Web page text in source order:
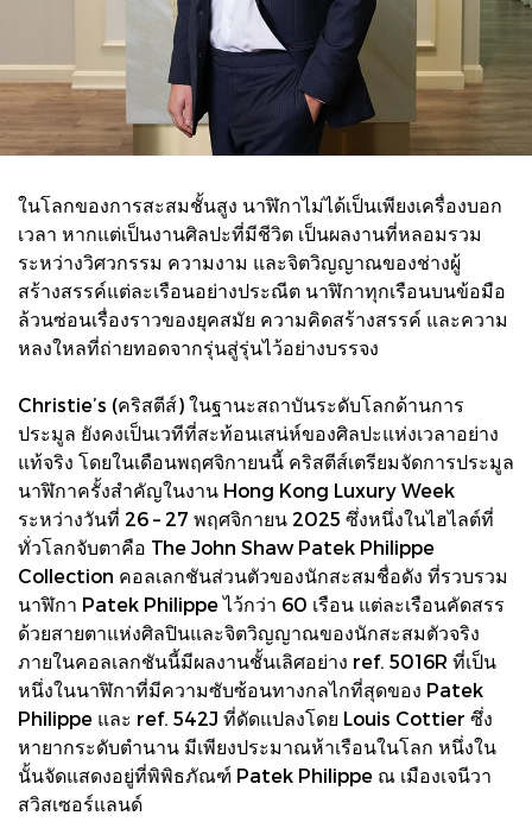
ในโลกของการสะสมชั้นสูง นาฬิกาไม่ได้เป็นเพียงเครื่องบอก
เวลา หากแต่เป็นงานศิลปะที่มีชีวิต เป็นผลงานที่หลอมรวม
ระหว่างวิศวกรรม ความงาม และจิตวิญญาณของช่างผู้
สร้างสรรค์แต่ละเรือนอย่างประณีต นาฬิกาทุกเรือนบนข้อมือ
ล้วนซ่อนเรื่องราวของยุคสมัย ความคิดสร้างสรรค์ และความ
หลงใหลที่ถ่ายทอดจากรุ่นสู่รุ่นไว้อย่างบรรจง
Christie’s (คริสตีส์) ในฐานะสถาบันระดับโลกด้านการ
ประมูล ยังคงเป็นเวทีที่สะท้อนเสน่ห์ของศิลปะแห่งเวลาอย่าง
แท้จริง โดยในเดือนพฤศจิกายนนี้ คริสตีส์เตรียมจัดการประมูล
นาฬิกาครั้งสำคัญในงาน Hong Kong Luxury Week
ระหว่างวันที่ 26 – 27 พฤศจิกายน 2025 ซึ่งหนึ่งในไฮไลต์ที่
ทั่วโลกจับตาคือ The John Shaw Patek Philippe
Collection คอลเลกชันส่วนตัวของนักสะสมชื่อดัง ที่รวบรวม
นาฬิกา Patek Philippe ไว้กว่า 60 เรือน แต่ละเรือนคัดสรร
ด้วยสายตาแห่งศิลปินและจิตวิญญาณของนักสะสมตัวจริง
ภายในคอลเลกชันนี้มีผลงานชั้นเลิศอย่าง ref. 5016R ที่เป็น
หนึ่งในนาฬิกาที่มีความซับซ้อนทางกลไกที่สุดของ Patek
Philippe และ ref. 542J ที่ดัดแปลงโดย Louis Cottier ซึ่ง
หายากระดับตำนาน มีเพียงประมาณห้าเรือนในโลก หนึ่งใน
นั้นจัดแสดงอยู่ที่พิพิธภัณฑ์ Patek Philippe ณ เมืองเจนีวา
สวิสเซอร์แลนด์